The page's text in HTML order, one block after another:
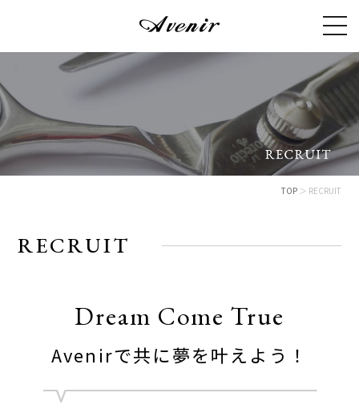
TOP＞ RECRUIT
RECRUIT
Dream Come True
Avenirで共に夢を叶えよう！